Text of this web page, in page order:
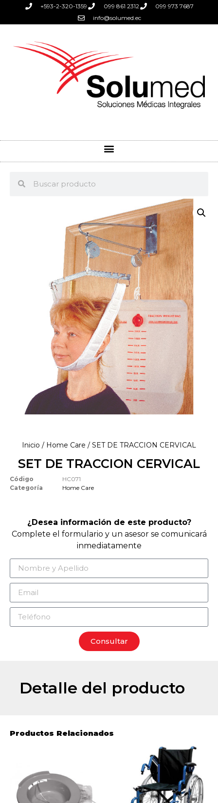
+593-2-320-1359 099 861 2312
099 973 7687
info@solumed.ec
Inicio / Home Care / SET DE TRACCION CERVICAL
SET DE TRACCION CERVICAL
Código
HC071
Categoría
Home Care
¿Desea información de este producto?
Complete el formulario y un asesor se comunicará
inmediatamente
Consultar
Detalle del producto
Productos Relacionados